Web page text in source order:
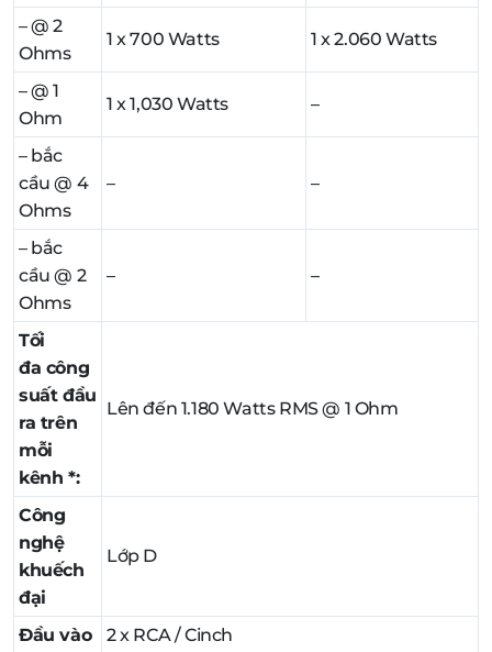
– @ 2
Ohms
1 x 700 Watts 1 x 2.060 Watts
– @ 1
Ohm
1 x 1,030 Watts –
– bắc
cầu @ 4
Ohms
– –
– bắc
cầu @ 2
Ohms
– –
Tối
đa công
suất đầu
ra trên
mỗi
kênh *:
Lên đến 1.180 Watts RMS @ 1 Ohm
Công
nghệ
khuếch
đại
Lớp D
Đầu vào 2 x RCA / Cinch